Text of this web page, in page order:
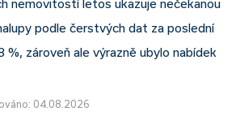
nemovitostí letos ukazuje nečekanou
podle čerstvých dat za poslední
%, zároveň ale výrazně ubylo nabídek
04.08.2026